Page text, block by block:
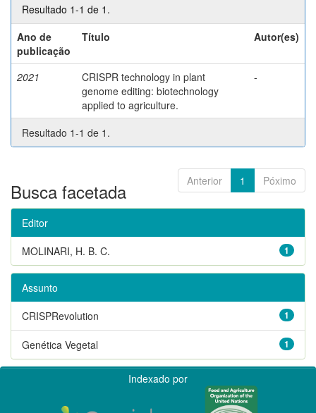
Resultado 1-1 de 1.
Ano de
publicação
Título Autor(es)
2021
CRISPR technology in plant
genome editing: biotechnology
applied to agriculture.
-
Resultado 1-1 de 1.
Anterior 1 Póximo
Busca facetada
Editor
1
MOLINARI, H. B. C.
Assunto
1
CRISPRevolution
1
Genética Vegetal
Indexado por